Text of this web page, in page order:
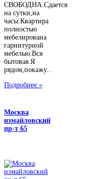
СВОБОДНА.Сдается
на сутки,на
часы.Квартира
полностью
мебелирована
гарнитурной
мебелью.Вся
бытовая.Я
рядом,покажу...
Подробнее »
Москва
измайловский
пр-т 65